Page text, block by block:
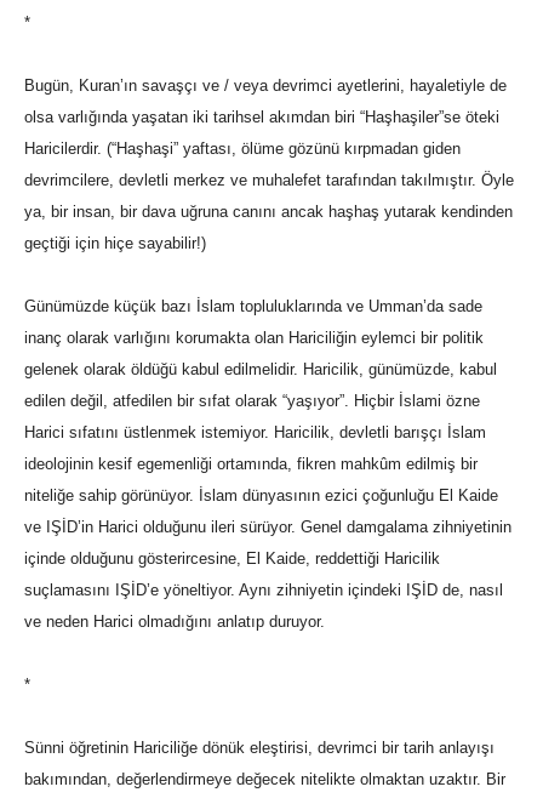
*
Bugün, Kuran’ın savaşçı ve / veya devrimci ayetlerini, hayaletiyle de
olsa varlığında yaşatan iki tarihsel akımdan biri “Haşhaşiler”se öteki
Haricilerdir. (“Haşhaşi” yaftası, ölüme gözünü kırpmadan giden
devrimcilere, devletli merkez ve muhalefet tarafından takılmıştır. Öyle
ya, bir insan, bir dava uğruna canını ancak haşhaş yutarak kendinden
geçtiği için hiçe sayabilir!)
Günümüzde küçük bazı İslam topluluklarında ve Umman’da sade
inanç olarak varlığını korumakta olan Hariciliğin eylemci bir politik
gelenek olarak öldüğü kabul edilmelidir. Haricilik, günümüzde, kabul
edilen değil, atfedilen bir sıfat olarak “yaşıyor”. Hiçbir İslami özne
Harici sıfatını üstlenmek istemiyor. Haricilik, devletli barışçı İslam
ideolojinin kesif egemenliği ortamında, fikren mahkûm edilmiş bir
niteliğe sahip görünüyor. İslam dünyasının ezici çoğunluğu El Kaide
ve IŞİD’in Harici olduğunu ileri sürüyor. Genel damgalama zihniyetinin
içinde olduğunu gösterircesine, El Kaide, reddettiği Haricilik
suçlamasını IŞİD’e yöneltiyor. Aynı zihniyetin içindeki IŞİD de, nasıl
ve neden Harici olmadığını anlatıp duruyor.
*
Sünni öğretinin Hariciliğe dönük eleştirisi, devrimci bir tarih anlayışı
bakımından, değerlendirmeye değecek nitelikte olmaktan uzaktır. Bir